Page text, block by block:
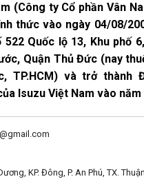
(Công ty Cổ phần Vân
thức vào ngày 04/08/
Quốc lộ 13, Khu phố
Quận Thủ Đức (nay
TP.HCM) và trở thành
Isuzu Việt Nam vào năm
KP. Đông, P. An Phú, TX.